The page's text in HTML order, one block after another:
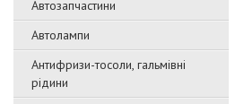
Автозапчастини
Автолампи
Антифризи-тосоли, гальмівні
рідини